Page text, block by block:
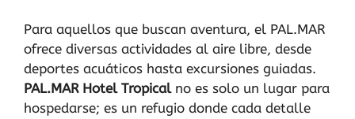
Para aquellos que buscan aventura, el PAL.MAR
ofrece diversas actividades al aire libre, desde
deportes acuáticos hasta excursiones guiadas.
PAL.MAR Hotel Tropicalno es solo un lugar para
hospedarse; es un refugio donde cada detalle